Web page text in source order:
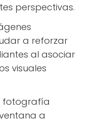
perspectivas.
a reforzar
al asociar
visuales
fotografía
a